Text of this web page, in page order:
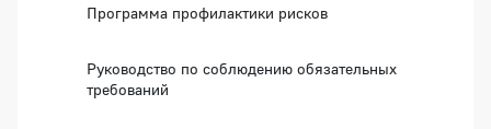
Программа профилактики рисков
Руководство по соблюдению обязательных
требований